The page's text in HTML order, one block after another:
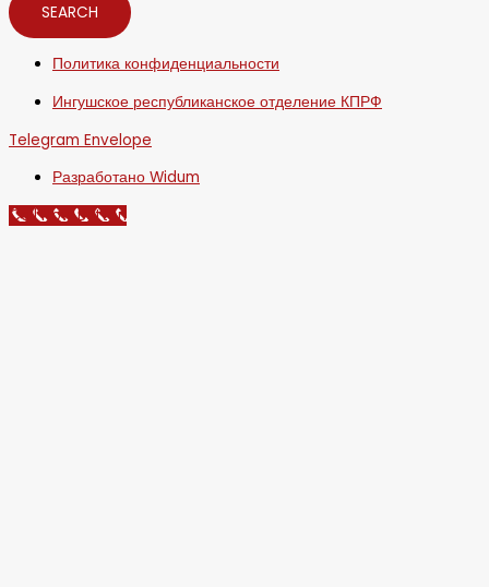
SEARCH
Политика конфиденциальности
Ингушское республиканское отделение КПРФ
Telegram Envelope
Разработано Widum
Call Now Button